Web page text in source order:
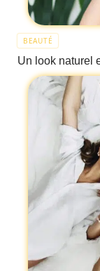
BEAUTÉ
Un look naturel